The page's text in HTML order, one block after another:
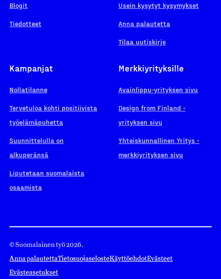
Blogit
Tiedotteet
Usein kysytyt kysymykset
Anna palautetta
Tilaa uutiskirje
Kampanjat
Nollatilanne
Tervetuloa kohti positiivista
työelämäpuhetta
Suunnittelulla on
alkuperänsä
Liputetaan suomalaista
osaamista
Merkkiyrityksille
Avainlippu-yrityksen sivu
Design from Finland -
yrityksen sivu
Yhteiskunnallinen Yritys -
merkkiyrityksen sivu
© Suomalainen työ 2026.
Anna palautettaTietosuojaselosteKäyttöehdotEvästeet
Evästeasetukset